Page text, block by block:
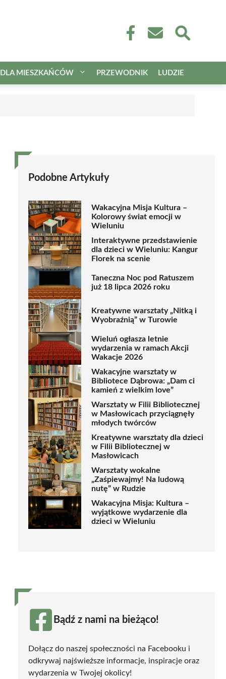
DLA MIESZKAŃCÓW PRZEWODNIK LUDZIE
Podobne Artykuły
Wakacyjna Misja Kultura –
Kolorowy świat emocji w
Wieluniu
Interaktywne przedstawienie
dla dzieci w Wieluniu: Kangur
Florek na scenie
Taneczna Noc pod Ratuszem
już 18 lipca 2026 roku
Kreatywne warsztaty „Nitką i
Wyobraźnią” w Turowie
Wieluń ogłasza letnie
wydarzenia w ramach Akcji
Wakacje 2026
Wakacyjne warsztaty w
Bibliotece Dąbrowa: „Dam ci
kamień z wielkim love”
Warsztaty w Filii Bibliotecznej
w Masłowicach przyciągnęły
młodych twórców
Kreatywne warsztaty dla dzieci
w Filii Bibliotecznej w
Masłowicach
Warsztaty wokalne
„Zaśpiewajmy! Na ludową
nutę” w Rudzie
Wakacyjna Misja: Kultura –
wyjątkowe wydarzenie dla
dzieci w Wieluniu
Bądź z nami na bieżąco!
Dołącz do naszej społeczności na Facebooku i
odkrywaj najświeższe informacje, inspiracje oraz
wydarzenia w Twojej okolicy!